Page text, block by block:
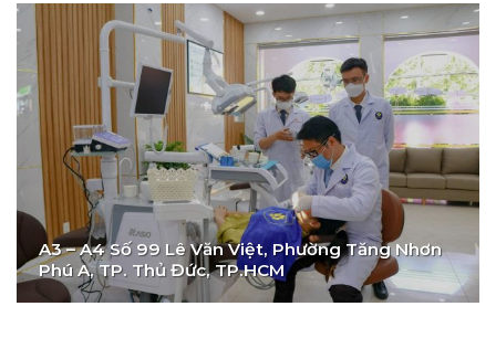
A3 – A4 Số 99 Lê Văn Việt, Phường Tăng Nhơn
Phú A, TP. Thủ Đức, TP.HCM